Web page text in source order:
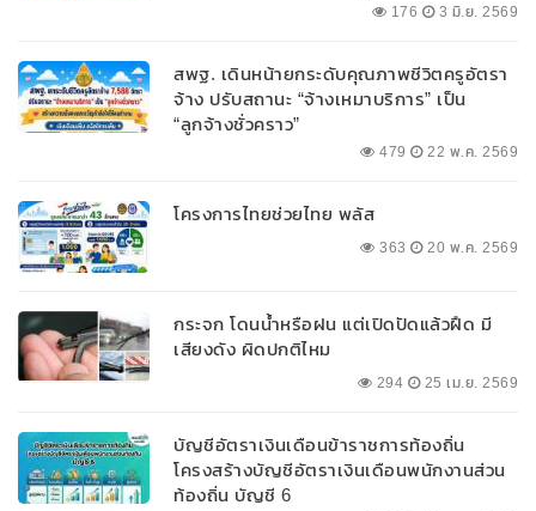
176 3 มิ.ย. 2569
สพฐ. เดินหน้ายกระดับคุณภาพชีวิตครูอัตรา
จ้าง ปรับสถานะ “จ้างเหมาบริการ” เป็น
“ลูกจ้างชั่วคราว”
479 22 พ.ค. 2569
โครงการไทยช่วยไทย พลัส
363 20 พ.ค. 2569
กระจก โดนน้ำหรือฝน แต่เปิดปัดแล้วฝืด มี
เสียงดัง ผิดปกติไหม
294 25 เม.ย. 2569
บัญชีอัตราเงินเดือนข้าราชการท้องถิ่น
โครงสร้างบัญชีอัตราเงินเดือนพนักงานส่วน
ท้องถิ่น บัญชี 6